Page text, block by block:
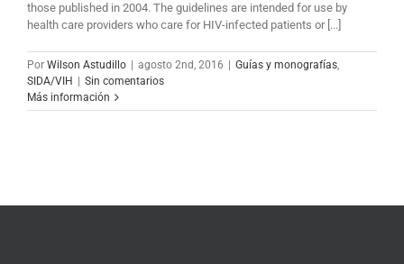
those published in 2004. The guidelines are intended for use by
health care providers who care for HIV-infected patients or [...]
Por Wilson Astudillo agosto 2nd, 2016 Guías y monografías,
SIDA/VIH
Sin comentarios
Más información